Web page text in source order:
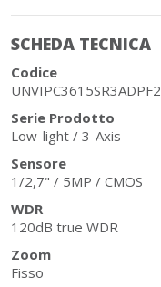
SCHEDA TECNICA
Codice
Serie Prodotto
Low-light / 3-Axis
Sensore
1/2,7" / 5MP / CMOS
WDR
120dB true WDR
Zoom
Fisso